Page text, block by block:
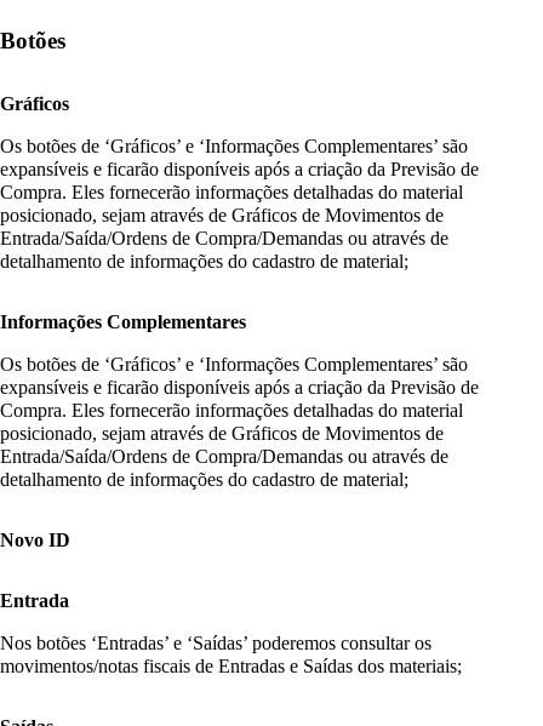
Botões
Gráficos
Os botões de ‘Gráficos’ e ‘Informações Complementares’ são
expansíveis e ficarão disponíveis após a criação da Previsão de
Compra. Eles fornecerão informações detalhadas do material
posicionado, sejam através de Gráficos de Movimentos de
Entrada/Saída/Ordens de Compra/Demandas ou através de
detalhamento de informações do cadastro de material;
Informações Complementares
Os botões de ‘Gráficos’ e ‘Informações Complementares’ são
expansíveis e ficarão disponíveis após a criação da Previsão de
Compra. Eles fornecerão informações detalhadas do material
posicionado, sejam através de Gráficos de Movimentos de
Entrada/Saída/Ordens de Compra/Demandas ou através de
detalhamento de informações do cadastro de material;
Novo ID
Entrada
Nos botões ‘Entradas’ e ‘Saídas’ poderemos consultar os
movimentos/notas fiscais de Entradas e Saídas dos materiais;